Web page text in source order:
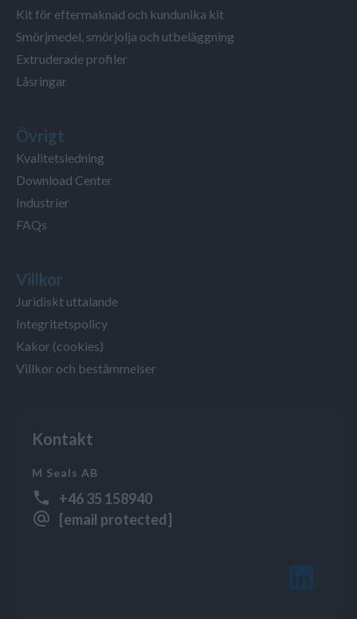
Kit för eftermaknad och kundunika kit
Smörjmedel, smörjolja och utbeläggning
Extruderade profiler
Låsringar
Övrigt
Kvalitetsledning
Download Center
Industrier
FAQs
Villkor
Juridiskt uttalande
Integritetspolicy
Kakor (cookies)
Villkor och bestämmelser
Kontakt
M Seals AB
+46 35 158940
[email protected]